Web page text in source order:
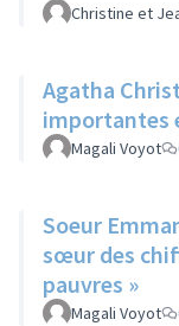
Christine et
Agatha
importantes
Magali Voyot
Soeur
sœur des
pauvres »
Magali Voyot